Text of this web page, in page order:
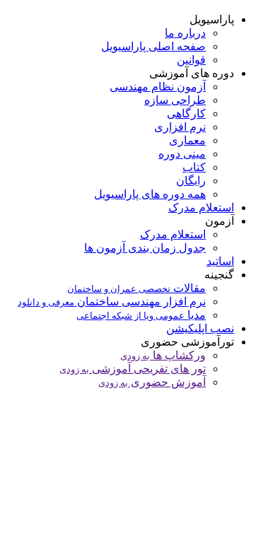
پاراسیویل
درباره ما
صفحه اصلی پاراسیویل
قوانین
دوره های آموزشی
آزمون نظام مهندسی
طراحی سازه
کارگاهی
نرم افزاری
معماری
مینی دوره
کتاب
رایگان
همه دوره‌ های پاراسیویل
استعلام مدرک
آزمون
استعلام مدرک
جدول زمان بندی آزمون ها
اساتید
گنجینه
مقالات تخصصی عمران و ساختمان
نرم افزار مهندسی ساختمان معرفی و دانلود
مدیا عمومی ویا از شبکه اجتماعی
نصب اپلیکیشن
تورآموزشی حضوری
ورکشاپ ها به زودی
تور های تفریحی آموزشی به زودی
آموزش حضوری به زودی